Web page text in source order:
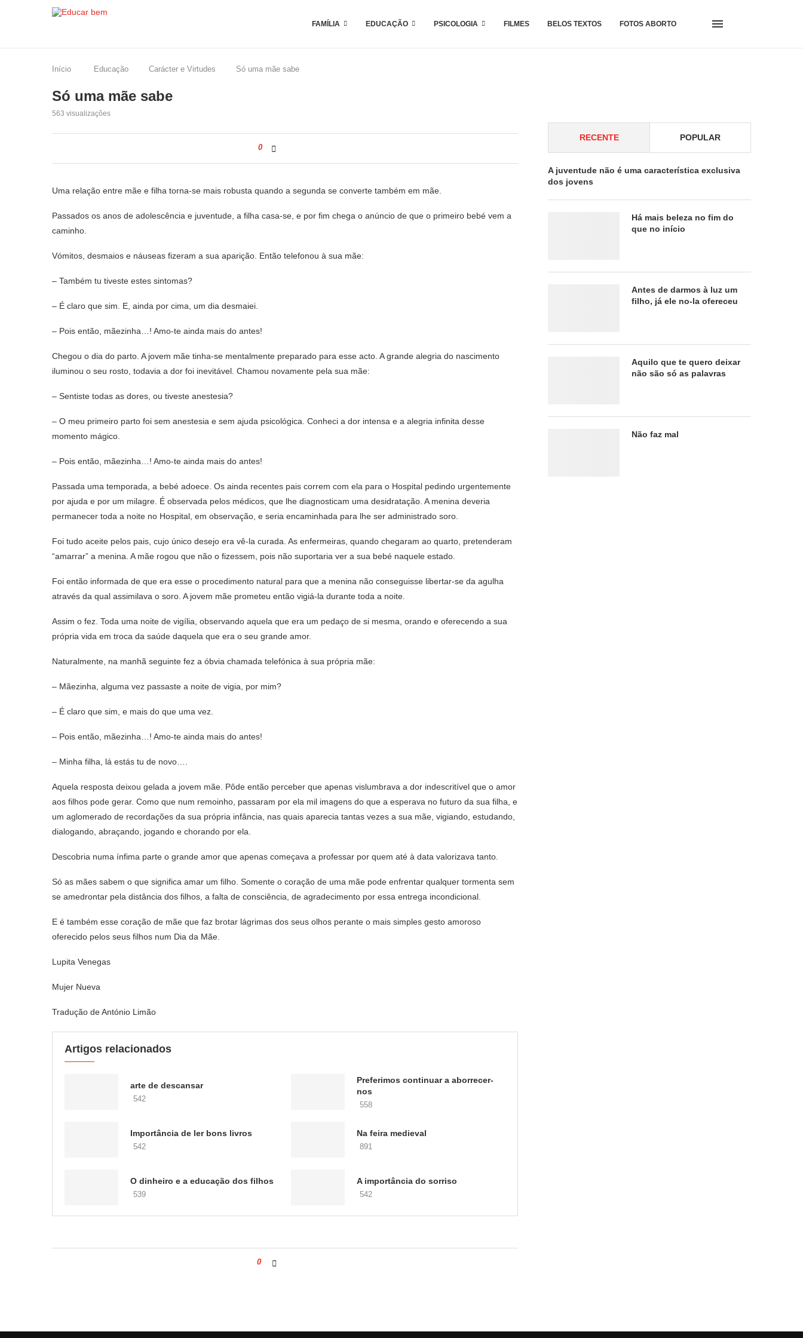
FAMÍLIA EDUCAÇÃO PSICOLOGIA FILMES BELOS TEXTOS FOTOS ABORTO
Início Educação Carácter e Virtudes Só uma mãe sabe
Só uma mãe sabe
563 visualizações
0
Uma relação entre mãe e filha torna-se mais robusta quando a segunda se converte também em mãe.
Passados os anos de adolescência e juventude, a filha casa-se, e por fim chega o anúncio de que o primeiro bebé vem a
caminho.
Vómitos, desmaios e náuseas fizeram a sua aparição. Então telefonou à sua mãe:
– Também tu tiveste estes sintomas?
– É claro que sim. E, ainda por cima, um dia desmaiei.
– Pois então, mãezinha…! Amo-te ainda mais do antes!
Chegou o dia do parto. A jovem mãe tinha-se mentalmente preparado para esse acto. A grande alegria do nascimento
iluminou o seu rosto, todavia a dor foi inevitável. Chamou novamente pela sua mãe:
– Sentiste todas as dores, ou tiveste anestesia?
– O meu primeiro parto foi sem anestesia e sem ajuda psicológica. Conheci a dor intensa e a alegria infinita desse
momento mágico.
– Pois então, mãezinha…! Amo-te ainda mais do antes!
Passada uma temporada, a bebé adoece. Os ainda recentes pais correm com ela para o Hospital pedindo urgentemente
por ajuda e por um milagre. É observada pelos médicos, que lhe diagnosticam uma desidratação. A menina deveria
permanecer toda a noite no Hospital, em observação, e seria encaminhada para lhe ser administrado soro.
Foi tudo aceite pelos pais, cujo único desejo era vê-la curada. As enfermeiras, quando chegaram ao quarto, pretenderam
“amarrar” a menina. A mãe rogou que não o fizessem, pois não suportaria ver a sua bebé naquele estado.
Foi então informada de que era esse o procedimento natural para que a menina não conseguisse libertar-se da agulha
através da qual assimilava o soro. A jovem mãe prometeu então vigiá-la durante toda a noite.
Assim o fez. Toda uma noite de vigília, observando aquela que era um pedaço de si mesma, orando e oferecendo a sua
própria vida em troca da saúde daquela que era o seu grande amor.
Naturalmente, na manhã seguinte fez a óbvia chamada telefónica à sua própria mãe:
– Mãezinha, alguma vez passaste a noite de vigia, por mim?
– É claro que sim, e mais do que uma vez.
– Pois então, mãezinha…! Amo-te ainda mais do antes!
– Minha filha, lá estás tu de novo….
Aquela resposta deixou gelada a jovem mãe. Pôde então perceber que apenas vislumbrava a dor indescritível que o amor
aos filhos pode gerar. Como que num remoinho, passaram por ela mil imagens do que a esperava no futuro da sua filha, e
um aglomerado de recordações da sua própria infância, nas quais aparecia tantas vezes a sua mãe, vigiando, estudando,
dialogando, abraçando, jogando e chorando por ela.
Descobria numa ínfima parte o grande amor que apenas começava a professar por quem até à data valorizava tanto.
Só as mães sabem o que significa amar um filho. Somente o coração de uma mãe pode enfrentar qualquer tormenta sem
se amedrontar pela distância dos filhos, a falta de consciência, de agradecimento por essa entrega incondicional.
E é também esse coração de mãe que faz brotar lágrimas dos seus olhos perante o mais simples gesto amoroso
oferecido pelos seus filhos num Dia da Mãe.
Lupita Venegas
Mujer Nueva
Tradução de António Limão
Artigos relacionados
arte de descansar
542
Preferimos continuar a aborrecer-
nos
558
Importância de ler bons livros
542
Na feira medieval
891
O dinheiro e a educação dos filhos
539
A importância do sorriso
542
0
RECENTE POPULAR
A juventude não é uma característica exclusiva
dos jovens
Há mais beleza no fim do
que no início
Antes de darmos à luz um
filho, já ele no-la ofereceu
Aquilo que te quero deixar
não são só as palavras
Não faz mal